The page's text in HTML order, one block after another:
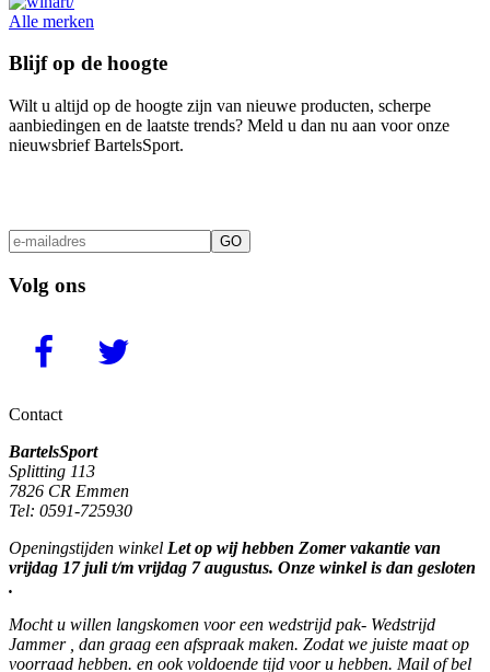
Alle merken
Blijf op de hoogte
Wilt u altijd op de hoogte zijn van nieuwe producten, scherpe
aanbiedingen en de laatste trends? Meld u dan nu aan voor onze
nieuwsbrief BartelsSport.
GO
Volg ons
Contact
BartelsSport
Splitting 113
7826 CR Emmen
Tel: 0591-725930
Openingstijden winkel Let op wij hebben Zomer vakantie van
vrijdag 17 juli t/m vrijdag 7 augustus. Onze winkel is dan gesloten
.
Mocht u willen langskomen voor een wedstrijd pak- Wedstrijd
Jammer , dan graag een afspraak maken. Zodat we juiste maat op
voorraad hebben. en ook voldoende tijd voor u hebben. Mail of bel